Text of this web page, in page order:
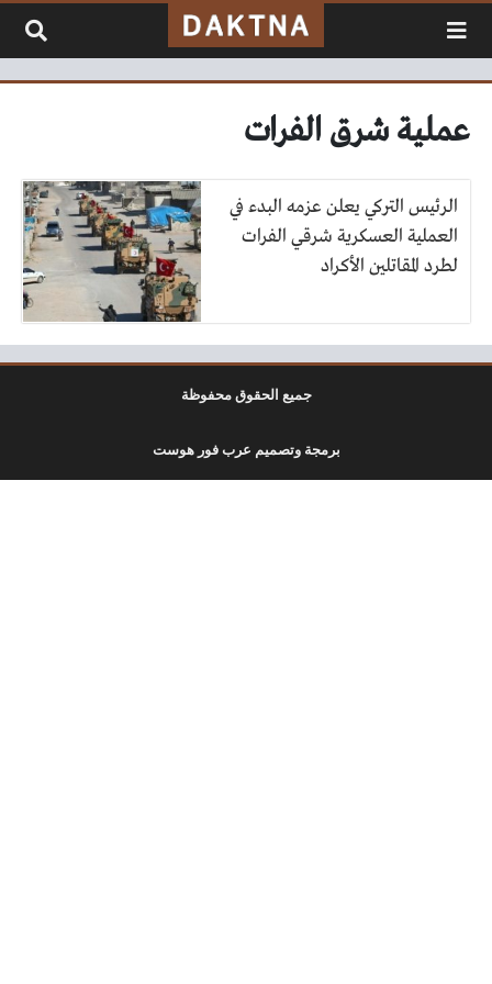
عملية شرق الفرات
الرئيس التركي يعلن عزمه البدء في
العملية العسكرية شرقي الفرات
لطرد المقاتلين الأكراد
جميع الحقوق محفوظة
برمجة وتصميم عرب فور هوست